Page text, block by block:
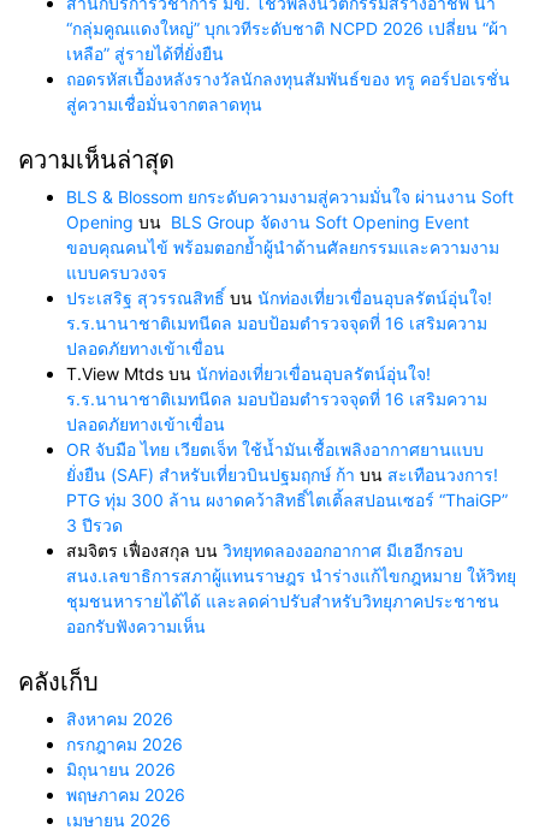
“กลุ่มคูณแดงใหญ่” บุกเวทีระดับชาติ NCPD 2026 เปลี่ยน “ผ้า
เหลือ” สู่รายได้ที่ยั่งยืน
ถอดรหัสเบื้องหลังรางวัลนักลงทุนสัมพันธ์ของ ทรู คอร์ปอเรชั่น
สู่ความเชื่อมั่นจากตลาดทุน
ความเห็นล่าสุด
BLS & Blossom ยกระดับความงามสู่ความมั่นใจ ผ่านงาน Soft
Opening บน BLS Group จัดงาน Soft Opening Event
ขอบคุณคนไข้ พร้อมตอกย้ำผู้นำด้านศัลยกรรมและความงาม
แบบครบวงจร
ประเสริฐ สุวรรณสิทธิ์ บน นักท่องเที่ยวเขื่อนอุบลรัตน์อุ่นใจ!
ร.ร.นานาชาติเมทนีดล มอบป้อมตำรวจจุดที่ 16 เสริมความ
ปลอดภัยทางเข้าเขื่อน
T.View Mtds บน นักท่องเที่ยวเขื่อนอุบลรัตน์อุ่นใจ!
ร.ร.นานาชาติเมทนีดล มอบป้อมตำรวจจุดที่ 16 เสริมความ
ปลอดภัยทางเข้าเขื่อน
OR จับมือ ไทย เวียตเจ็ท ใช้น้ำมันเชื้อเพลิงอากาศยานแบบ
ยั่งยืน (SAF) สำหรับเที่ยวบินปฐมฤกษ์ ก้า บน สะเทือนวงการ!
PTG ทุ่ม 300 ล้าน ผงาดคว้าสิทธิ์ไตเติ้ลสปอนเซอร์ “ThaiGP”
3 ปีรวด
สมจิตร เฟื่องสกุล บน วิทยุทดลองออกอากาศ มีเฮอีกรอบ
สนง.เลขาธิการสภาผู้แทนราษฎร นำร่างแก้ไขกฎหมาย ให้วิทยุ
ชุมชนหารายได้ได้ และลดค่าปรับสำหรับวิทยุภาคประชาชน
ออกรับฟังความเห็น
คลังเก็บ
สิงหาคม 2026
กรกฎาคม 2026
มิถุนายน 2026
พฤษภาคม 2026
เมษายน 2026